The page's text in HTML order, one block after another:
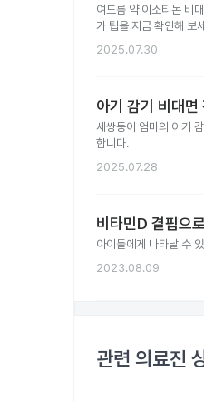
여드름 약 이소티논 비
가 팁을 지금 확인해 보
2025.07.30
아기 감기 비대
세쌍둥이 엄마의 아기
합니다.
2025.07.28
비타민D 결핍으
아이들에게 나타날 수
2023.08.09
관련 의료진